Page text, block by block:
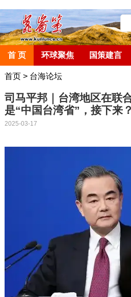
首 页 环球聚焦 国策建言
首页> 台海论坛
司马平邦｜台湾地区在联
是“中国台湾省”，接下来？
2025-03-17